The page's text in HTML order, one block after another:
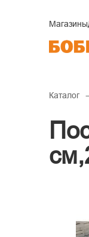
Магазины
Каталог